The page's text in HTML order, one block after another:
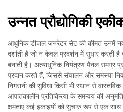
उन्नत प्रौद्योगिकी
आधुनिक डीजल जनरेटर सेट की कीमत उनमें
दर्शाती है जो न केवल प्रदर्शन में सुधार करती
बनाती है। अत्याधुनिक नियंत्रण पैनल समग्र
प्रदान करते हैं, जिससे संचालन और समस्या
निगरानी की सुविधा किसी भी स्थान से
आपातकालीन प्रतिक्रिया के समन्वय की
क्षमताएं कई इकाइयों को सुचारु रूप से एक साथ